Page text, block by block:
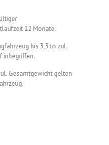
12 Monate.
bis 3,5 to zul.
inbegriffen.
Gesamtgewicht gelten